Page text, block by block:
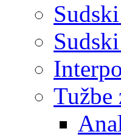
Tužbe